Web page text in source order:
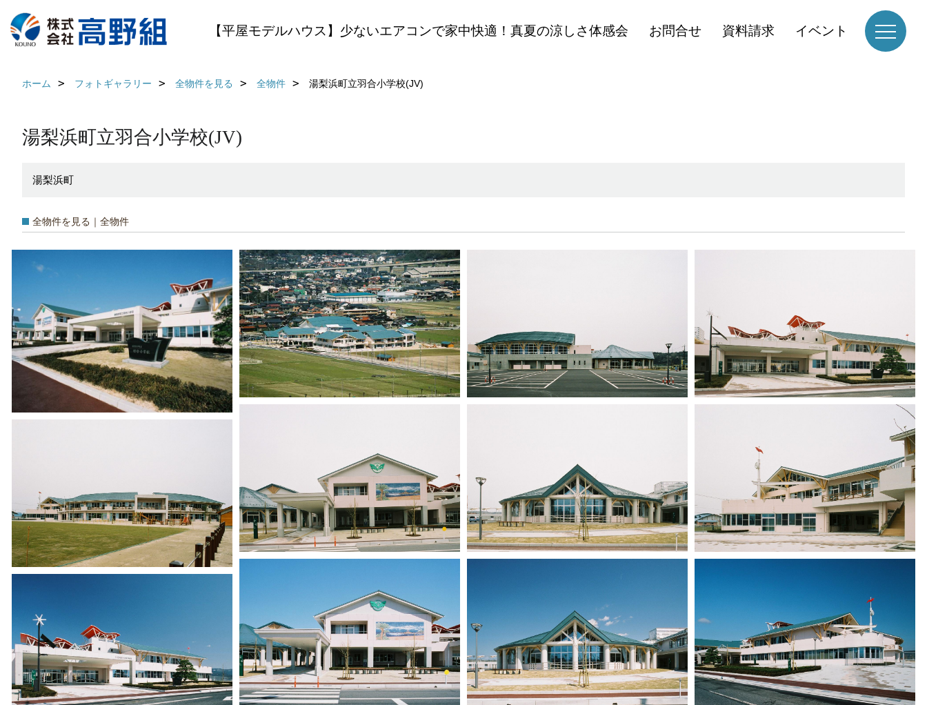
【平屋モデルハウス】少ないエアコンで家中快適！真夏の涼しさ体感会 お問合せ 資料請求 イベント
ホーム フォトギャラリー 全物件を見る 全物件 湯梨浜町立羽合小学校(JV)
湯梨浜町立羽合小学校(JV)
湯梨浜町
全物件を見る｜全物件